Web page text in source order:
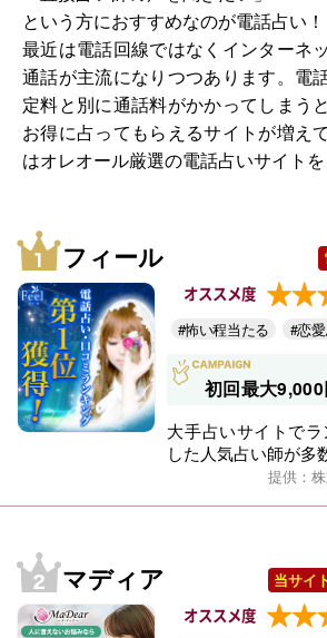
という方におすすめなのが電話占い！
最近は電話回線ではなくインターネ
通話が主流になりつつあります。電
定料と別に通話料がかかってしまう
お得に占ってもらえるサイトが増え
はオレオール厳選の電話占いサイトを
フィール
オススメ度
#怖い程当たる #恋
初回最大9,000
大手占いサイトで
した人気占い師が多
提供：
マディア 当サイ
オススメ度